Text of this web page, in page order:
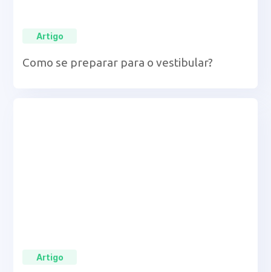
Artigo
Como se preparar para o vestibular?
Artigo